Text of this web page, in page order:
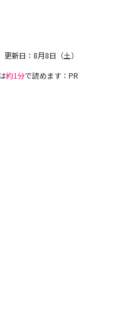
更新日： 8月8日（土）
約1分で読めます：PR